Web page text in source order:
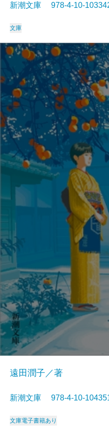
新潮文庫 978-4-10-
文庫
遠田潤子／著
新潮文庫 978-4-10-
文庫電子書籍あり